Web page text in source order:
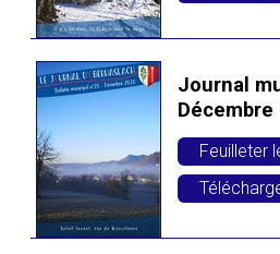
Journal
Décembre
Feuilleter